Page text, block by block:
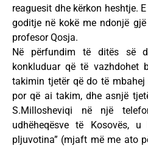
reaguesit dhe kërkon heshtje.
goditje në kokë me ndonjë
profesor Qosja.
Në përfundim të ditës së
konkluduar që të vazhdohet
takimin tjetër që do të
por që ai takim, dhe asnjë
S.Millosheviqi në një
udhëheqësve të Kosovës,
pljuvotina” (mjaft më me ato